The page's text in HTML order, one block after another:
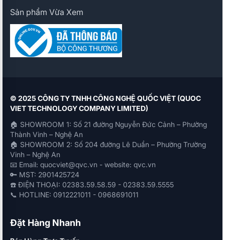
Sản phẩm Vừa Xem
© 2025 CÔNG TY TNHH CÔNG NGHỆ QUỐC VIỆT (QUOC
VIET TECHNOLOGY COMPANY LIMITED)
🏠 SHOWROOM 1: Số 21 đường Nguyễn Đức Cảnh – Phường
Thành Vinh – Nghệ An
🏠 SHOWROOM 2: Số 204 đường Lê Duẩn – Phường Trường
Vinh – Nghệ An
📧 Email: quocviet@qvc.vn - website: qvc.vn
🔑 MST: 2901425724
☎️ ĐIỆN THOẠI: 02383.59.58.59 - 02383.59.5555
📞 HOTLINE: 0912221011 - 0968691011
Đặt Hàng Nhanh